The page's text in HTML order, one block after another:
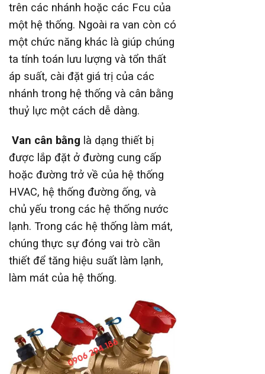
trên các nhánh hoặc các Fcu của
một hệ thống. Ngoài ra van còn có
một chức năng khác là giúp chúng
ta tính toán lưu lượng và tổn thất
áp suất, cài đặt giá trị của các
nhánh trong hệ thống và cân bằng
thuỷ lực một cách dễ dàng.
Van cân bằng là dạng thiết bị
được lắp đặt ở đường cung cấp
hoặc đường trở về của hệ thống
HVAC, hệ thống đường ống, và
chủ yếu trong các hệ thống nước
lạnh. Trong các hệ thống làm mát,
chúng thực sự đóng vai trò cần
thiết để tăng hiệu suất làm lạnh,
làm mát của hệ thống.